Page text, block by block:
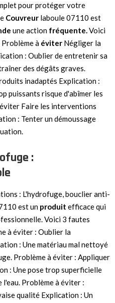
pour protéger votre
Couvreur laboule 07110 est
une action fréquente.Voici
à éviter Négliger la
: Oublier de entretenir sa
des dégâts graves.
inadaptés Explication :
puissants risque d'abîmer les
Faire les interventions
: Tenter un démoussage
:
: L'hydrofuge, bouclier anti-
est un produit efficace qui
Voici 3 fautes
à éviter : Oublier la
: Une matériau mal nettoyé
Problème à éviter : Appliquer
: Une pose trop superficielle
Problème à éviter :
qualité Explication : Un